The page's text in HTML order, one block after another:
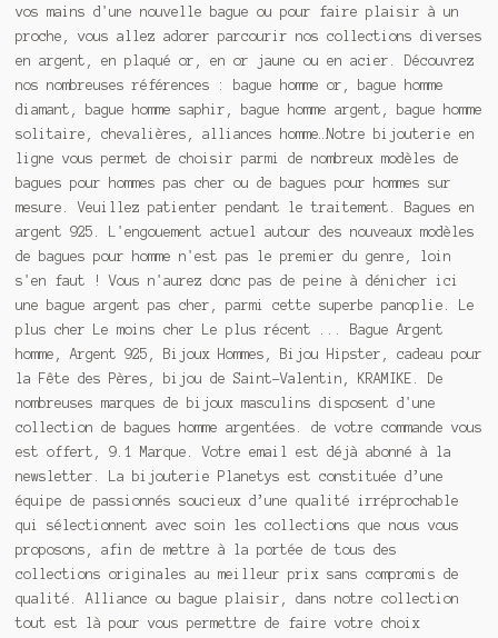
vos mains d'une nouvelle bague ou pour faire plaisir à un
proche, vous allez adorer parcourir nos collections diverses
en argent, en plaqué or, en or jaune ou en acier. Découvrez
nos nombreuses références : bague homme or, bague homme
diamant, bague homme saphir, bague homme argent, bague homme
solitaire, chevalières, alliances homme…Notre bijouterie en
ligne vous permet de choisir parmi de nombreux modèles de
bagues pour hommes pas cher ou de bagues pour hommes sur
mesure. Veuillez patienter pendant le traitement. Bagues en
argent 925. L'engouement actuel autour des nouveaux modèles
de bagues pour homme n'est pas le premier du genre, loin
s'en faut ! Vous n'aurez donc pas de peine à dénicher ici
une bague argent pas cher, parmi cette superbe panoplie. Le
plus cher Le moins cher Le plus récent ... Bague Argent
homme, Argent 925, Bijoux Hommes, Bijou Hipster, cadeau pour
la Fête des Pères, bijou de Saint-Valentin, KRAMIKE. De
nombreuses marques de bijoux masculins disposent d'une
collection de bagues homme argentées. de votre commande vous
est offert, 9.1 Marque. Votre email est déjà abonné à la
newsletter. La bijouterie Planetys est constituée d’une
équipe de passionnés soucieux d’une qualité irréprochable
qui sélectionnent avec soin les collections que nous vous
proposons, afin de mettre à la portée de tous des
collections originales au meilleur prix sans compromis de
qualité. Alliance ou bague plaisir, dans notre collection
tout est là pour vous permettre de faire votre choix